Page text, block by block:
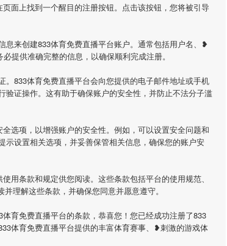
面上找到一个醒目的注册按钮。点击该按钮，您将被引导
息来创建833体育免费直播平台账户。通常包括用户名、❥
提供准确完整的信息，以确保顺利完成注册。
。833体育免费直播平台会向您提供的电子邮件地址或手机
验证操作。这有助于确保账户的安全性，并防止不法分子滥
选项，以增强账户的安全性。例如，可以设置安全问题和
示设置相关选项，并妥善保管相关信息，确保您的账户安
用条款和规定供您阅读。这些条款包括平台的使用规范、
理解这些条款，并确保您同意并愿意遵守。
育免费直播平台的条款，恭喜您！您已经成功注册了833
体育免费直播平台提供的丰富体育赛事、❥刺激的游戏体